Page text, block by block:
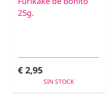
25g.
€ 2,95
SIN STOCK